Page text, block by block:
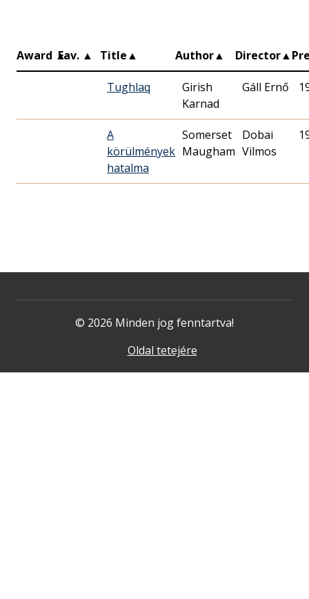
Award ▲
Fav. ▲ Title▲ Author▲ Director▲
Tughlaq
Girish
Karnad
Gáll Ernő
A
körülmények
hatalma
Somerset
Maugham
Dobai
Vilmos
© 2026 Minden jog fenntartva!
Oldal tetejére